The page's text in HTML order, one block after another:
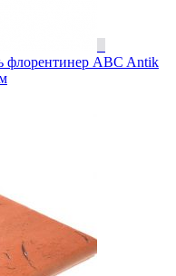
флорентинер ABC Antik